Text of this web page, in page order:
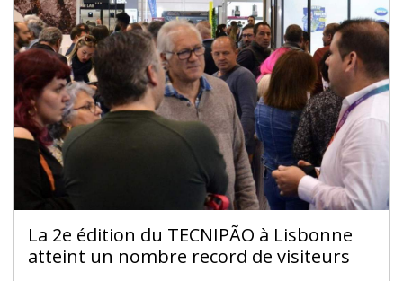
La 2e édition du TECNIPÃO à Lisbonne
atteint un nombre record de visiteurs